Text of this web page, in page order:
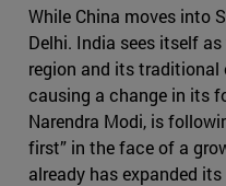
While China moves into
Delhi. India sees itself
region and its
causing a change in its
Narendra Modi, is
first” in the face of a
already has expanded